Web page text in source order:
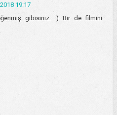
19:17
gibisiniz. :) Bir de filmini